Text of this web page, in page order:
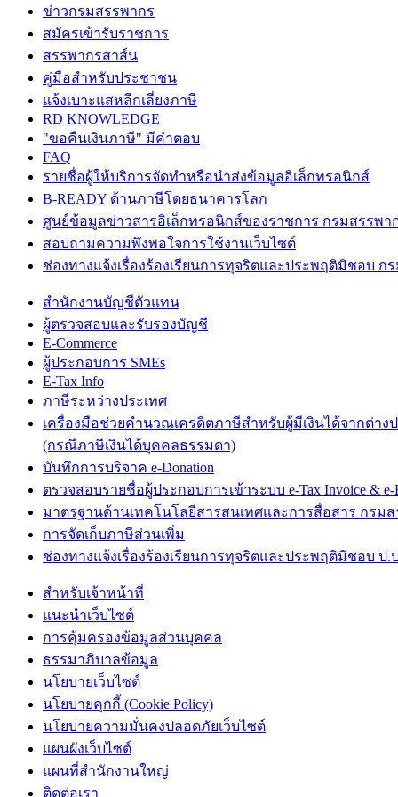
ข่าวกรมสรรพากร
สมัครเข้ารับราชการ
สรรพากรสาส์น
คู่มือสำหรับประชาชน
แจ้งเบาะแสหลีกเลี่ยงภาษี
RD KNOWLEDGE
"ขอคืนเงินภาษี" มีคำตอบ
FAQ
รายชื่อผู้ให้บริการจัดทำหรือนำส่งข้อมูลอิเล็กทรอนิกส์
B-READY ด้านภาษีโดยธนาคารโลก
ศูนย์ข้อมูลข่าวสารอิเล็กทรอนิกส์ของราชการ กรมสรรพา
สอบถามความพึงพอใจการใช้งานเว็บไซต์
ช่องทางแจ้งเรื่องร้องเรียนการทุจริตและประพฤติมิชอบ ก
สำนักงานบัญชีตัวแทน
ผู้ตรวจสอบและรับรองบัญชี
E-Commerce
ผู้ประกอบการ SMEs
E-Tax Info
ภาษีระหว่างประเทศ
เครื่องมือช่วยคำนวณเครดิตภาษีสำหรับผู้มีเงินได้จากต่าง
(กรณีภาษีเงินได้บุคคลธรรมดา)
บันทึกการบริจาค e-Donation
ตรวจสอบรายชื่อผู้ประกอบการเข้าระบบ e-Tax Invoice & e-
มาตรฐานด้านเทคโนโลยีสารสนเทศและการสื่อสาร กรมส
การจัดเก็บภาษีส่วนเพิ่ม
ช่องทางแจ้งเรื่องร้องเรียนการทุจริตและประพฤติมิชอบ ป.
สำหรับเจ้าหน้าที่
แนะนำเว็บไซต์
การคุ้มครองข้อมูลส่วนบุคคล
ธรรมาภิบาลข้อมูล
นโยบายเว็บไซต์
นโยบายคุกกี้ (Cookie Policy)
นโยบายความมั่นคงปลอดภัยเว็บไซต์
แผนผังเว็บไซต์
แผนที่สำนักงานใหญ่
ติดต่อเรา